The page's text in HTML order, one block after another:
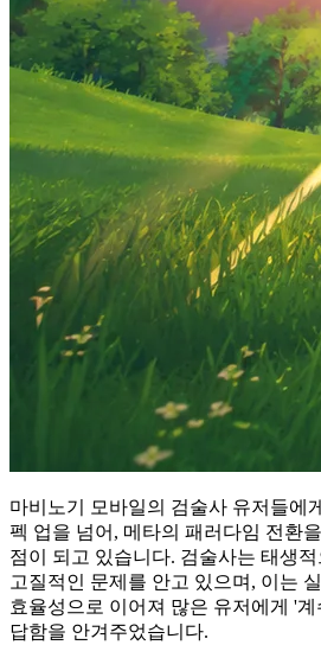
마비노기 모바일의 검술사 유저들에
펙 업을 넘어, 메타의 패러다임 전환
점이 되고 있습니다. 검술사는 태생
고질적인 문제를 안고 있으며, 이는
효율성으로 이어져 많은 유저에게 '
답함을 안겨주었습니다.